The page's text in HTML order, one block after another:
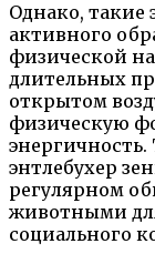
Однако, такие
активного
физической
длительных
открытом
физическую
энтлебухер
регулярном
животными
социального